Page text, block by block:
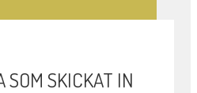
SKICKAT IN